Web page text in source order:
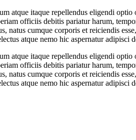
atque itaque repellendus eligendi
officiis debitis pariatur harum,
natus cumque corporis et reiciendis
atque nemo hic aspernatur adipisci
atque itaque repellendus eligendi
officiis debitis pariatur harum,
natus cumque corporis et reiciendis
atque nemo hic aspernatur adipisci